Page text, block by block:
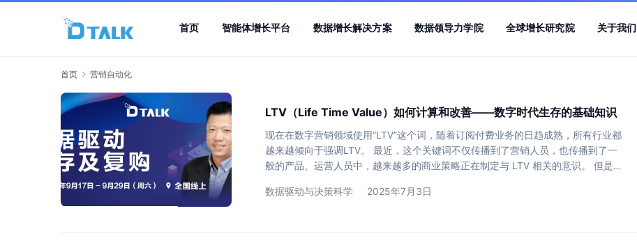
首页 智能体增长平台 数据增长解决方案 数据领导力学院 全球增长研究院 关于我们
首页 营销自动化
LTV（Life Time Value）如何计算和改善——数字时代生存的基础知识
现在在数字营销领域使用“LTV”这个词，随着订阅付费业务的日趋成熟，所有行业都
越来越倾向于强调LTV。 最近，这个关键词不仅传播到了营销人员，也传播到了一
般的产品、运营人员中，越来越多的商业策略正在制定与 LTV 相关的意识。 但是，
基础知识，并思考如何将其应用到自己的业务中。 什么是 LTV（生命周期价值）？
数据驱动与决策科学 2025年7月3日